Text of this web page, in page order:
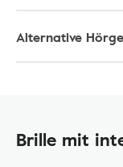
Alternative
Brille mit